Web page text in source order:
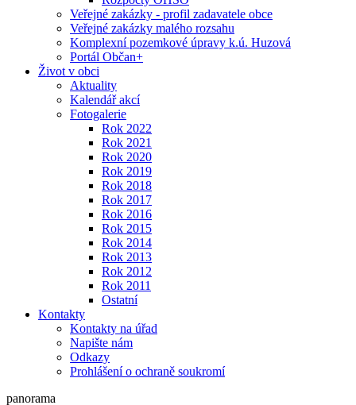
Veřejné zakázky - profil zadavatele obce
Veřejné zakázky malého rozsahu
Komplexní pozemkové úpravy k.ú. Huzová
Portál Občan+
Život v obci
Aktuality
Kalendář akcí
Fotogalerie
Rok 2022
Rok 2021
Rok 2020
Rok 2019
Rok 2018
Rok 2017
Rok 2016
Rok 2015
Rok 2014
Rok 2013
Rok 2012
Rok 2011
Ostatní
Kontakty
Kontakty na úřad
Napište nám
Odkazy
Prohlášení o ochraně soukromí
panorama